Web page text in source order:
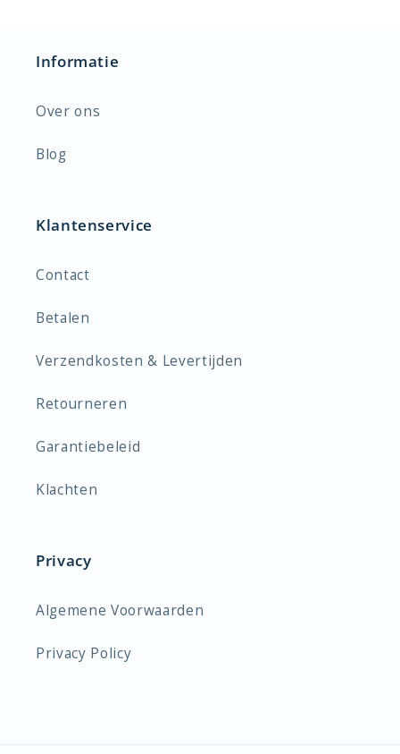
Informatie
Over ons
Blog
Klantenservice
Contact
Betalen
Verzendkosten & Levertijden
Retourneren
Garantiebeleid
Klachten
Privacy
Algemene Voorwaarden
Privacy Policy